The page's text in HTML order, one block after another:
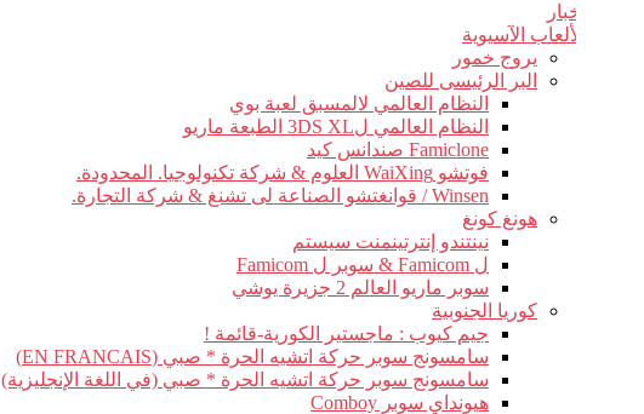
أخبار
الألعاب الآسيوية
يروج خمور
البر الرئيسى للصين
النظام العالمي لالمسبق لعبة بوي
النظام العالمي ل3DS XL الطبعة ماريو
Famiclone صندانس كيد
فوتشو WaiXing العلوم & شركة تكنولوجيا. المحدودة.
Winsen / قوانغتشو الصناعة لى تشنغ & شركة التجارة.
هونغ كونغ
نينتندو إنترتينمنت سيستم
ل Famicom & سوبر ل Famicom
سوبر ماريو العالم 2 جزيرة يوشي
كوريا الجنوبية
جيم كيوب : ماجستير الكورية-قائمة !
سامسونج سوبر حركة اتشيه الحرة * صبي (EN FRANCAIS)
سامسونج سوبر حركة اتشيه الحرة * صبي (في اللغة الإنجليزية)
هيونداي سوبر Comboy